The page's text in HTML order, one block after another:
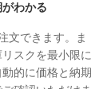
わかる
文できます。ま
スクを最小限に
的に価格と納期